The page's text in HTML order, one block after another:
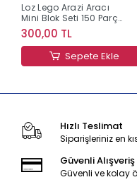
Loz Lego Arazi Aracı
Mini Blok Seti 150 Parça
8621
300,00 TL
Sepete Ekle
Hızlı Teslimat
Siparişleriniz en
Güvenli Alışveriş
Güvenli ve kolay